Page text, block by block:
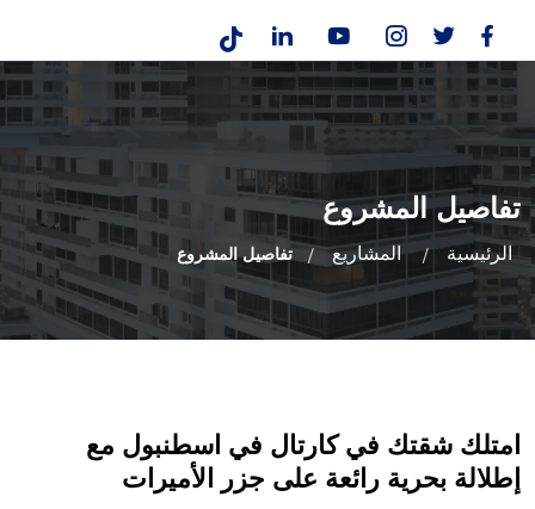
تفاصيل المشروع
الرئيسية المشاريع تفاصيل المشروع
امتلك شقتك في كارتال في اسطنبول مع
إطلالة بحرية رائعة على جزر الأميرات